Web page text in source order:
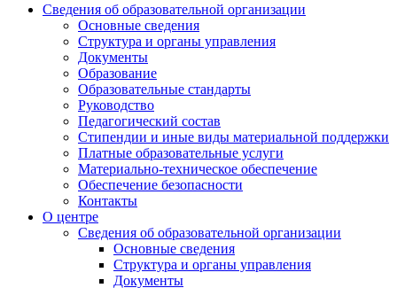
Сведения об образовательной организации
Основные сведения
Структура и органы управления
Документы
Образование
Образовательные стандарты
Руководство
Педагогический состав
Стипендии и иные виды материальной поддержки
Платные образовательные услуги
Материально-техническое обеспечение
Обеспечение безопасности
Контакты
О центре
Сведения об образовательной организации
Основные сведения
Структура и органы управления
Документы